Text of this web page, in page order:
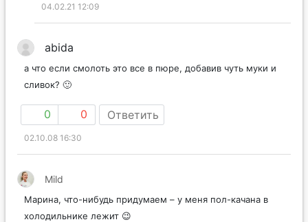
04.02.21 12:09
abida
а что если смолоть это все в пюре, добавив чуть муки и
сливок? 🙂
0 0 Ответить
02.10.08 16:30
Mild
Марина, что-нибудь придумаем – у меня пол-качана в
холодильнике лежит 😉